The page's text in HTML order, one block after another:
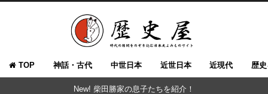
TOP 神話・古代 中世日本 近世日本 近現代 歴
New! 柴田勝家の息子たちを紹介！